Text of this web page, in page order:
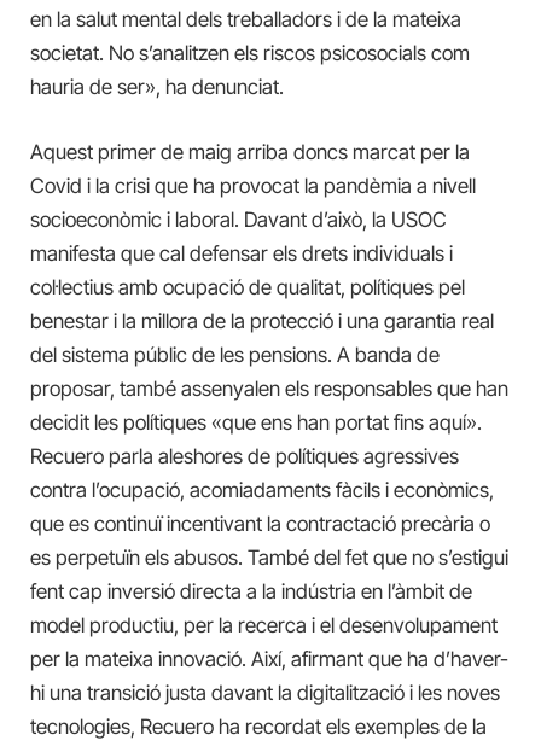
en la salut mental dels treballadors i de la mateixa
societat. No s’analitzen els riscos psicosocials com
hauria de ser», ha denunciat.
Aquest primer de maig arriba doncs marcat per la
Covid i la crisi que ha provocat la pandèmia a nivell
socioeconòmic i laboral. Davant d’això, la USOC
manifesta que cal defensar els drets individuals i
col·lectius amb ocupació de qualitat, polítiques pel
benestar i la millora de la protecció i una garantia real
del sistema públic de les pensions. A banda de
proposar, també assenyalen els responsables que han
decidit les polítiques «que ens han portat fins aquí».
Recuero parla aleshores de polítiques agressives
contra l’ocupació, acomiadaments fàcils i econòmics,
que es continuï incentivant la contractació precària o
es perpetuïn els abusos. També del fet que no s’estigui
fent cap inversió directa a la indústria en l’àmbit de
model productiu, per la recerca i el desenvolupament
per la mateixa innovació. Així, afirmant que ha d’haver-
hi una transició justa davant la digitalització i les noves
tecnologies, Recuero ha recordat els exemples de la